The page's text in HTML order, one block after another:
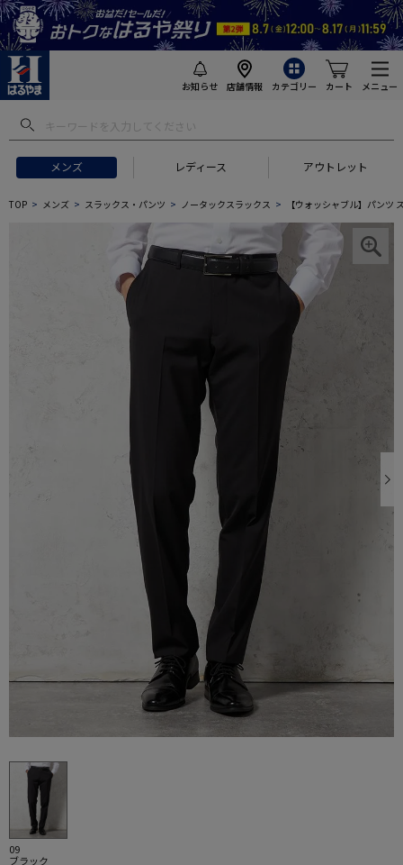
お知らせ 店舗情報 カテゴリー カート メニュー
メンズ レディース アウトレット
TOP メンズ スラックス・パンツ ノータックスラックス 【ウォッシャブル】パンツ
09
ブラック